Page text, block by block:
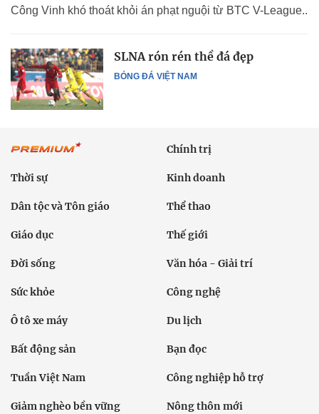
Công Vinh khó thoát khỏi án phạt nguội từ BTC V-League..
BÓNG ĐÁ VIỆT NAM
SLNA rón rén thề đá đẹp
Chính trị
Thời sự Kinh doanh
Dân tộc và Tôn giáo Thể thao
Giáo dục Thế giới
Đời sống Văn hóa - Giải trí
Sức khỏe Công nghệ
Ô tô xe máy Du lịch
Bất động sản Bạn đọc
Tuần Việt Nam Công nghiệp hỗ trợ
Giảm nghèo bền vững Nông thôn mới